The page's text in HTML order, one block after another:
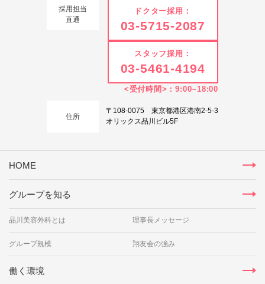
採用担当
直通
ドクター採用：
03-5715-2087
スタッフ採用：
03-5461-4194
<受付時間>：9:00~18:00
住所
〒108-0075 東京都港区港南2-5-3
オリックス品川ビル5F
HOME
グループを知る
品川美容外科とは 理事長メッセージ
グループ規模 翔友会の強み
働く環境